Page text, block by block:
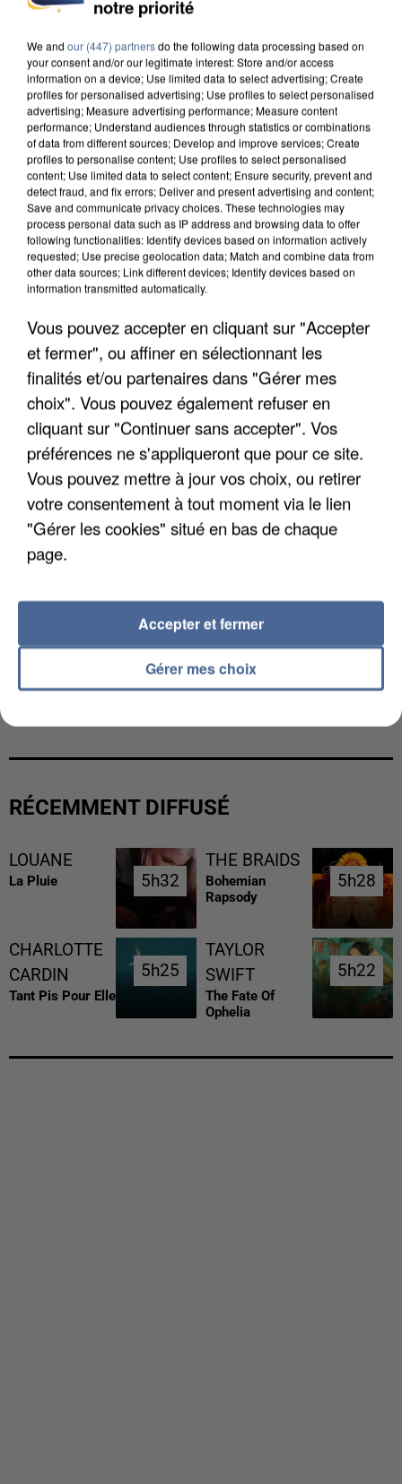
DE SOLIDARITÉ AVEC LES...
APRÈS TOUTES CES CANICULES, LES REFUGES
DE FAUNE SAUVAGE SONT...
L’UN DES FONDATEURS SUPPOSÉS DE LA DZ
RÉCEMMENT DIFFUSÉ
LOUANE
La Pluie 5h32
5h32
THE BRAIDS
Bohemian
Rapsody
5h28
5h28
CHARLOTTE
CARDIN
Tant Pis Pour Elle
5h25
5h25
TAYLOR
SWIFT
The Fate Of
Ophelia
5h22
5h22
notre priorité
We and our (447) partnersdo the following data processing based on
your consent and/or our legitimate interest: Store and/or access
information on a device; Use limited data to select advertising; Create
profiles for personalised advertising; Use profiles to select personalised
advertising; Measure advertising performance; Measure content
performance; Understand audiences through statistics or combinations
of data from different sources; Develop and improve services; Create
profiles to personalise content; Use profiles to select personalised
content; Use limited data to select content; Ensure security, prevent and
detect fraud, and fix errors; Deliver and present advertising and content;
Save and communicate privacy choices. These technologies may
process personal data such as IP address and browsing data to offer
following functionalities: Identify devices based on information actively
requested; Use precise geolocation data; Match and combine data from
other data sources; Link different devices; Identify devices based on
information transmitted automatically.
Vous pouvez accepter en cliquant sur "Accepter
et fermer", ou affiner en sélectionnant les
finalités et/ou partenaires dans "Gérer mes
choix". Vous pouvez également refuser en
cliquant sur "Continuer sans accepter". Vos
préférences ne s'appliqueront que pour ce site.
Vous pouvez mettre à jour vos choix, ou retirer
votre consentement à tout moment via le lien
"Gérer les cookies" situé en bas de chaque
page.
Gérer mes choix
Accepter et fermer